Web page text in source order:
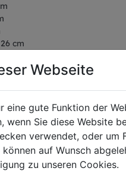
cm
Webseite
eine gute Funktion der
Sie diese Website
verwendet, oder um
auf Wunsch
zu unseren Cookies.